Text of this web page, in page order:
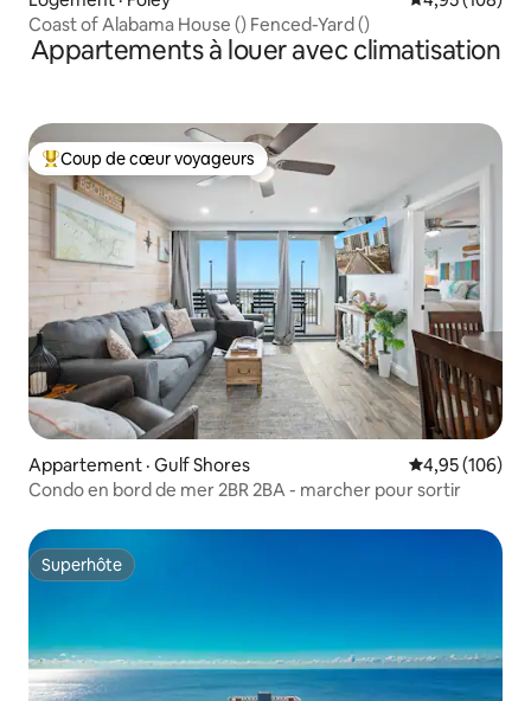
Coast of Alabama House () Fenced-Yard ()
Appartements à louer avec climatisation
Coup de cœur voyageurs parmi les plus aimés
Coup de cœur voyageurs
Appartement · Gulf Shores Note
4,95 (106)
Condo en bord de mer 2BR 2BA - marcher pour sortir
Superhôte
Superhôte